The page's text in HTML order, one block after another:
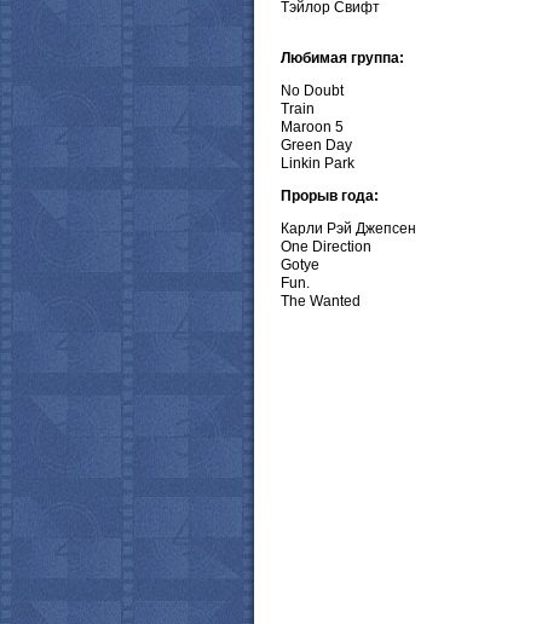
Тэйлор Свифт
Любимая группа:
No Doubt
Train
Maroon 5
Green Day
Linkin Park
Прорыв года:
Карли Рэй Джепсен
One Direction
Gotye
Fun.
The Wanted